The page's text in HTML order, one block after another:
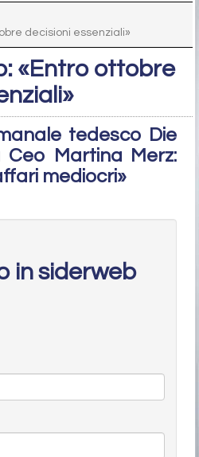
decisioni essenziali»
«Entro ottobre
tedesco Die
Martina Merz:
mediocri»
in siderweb